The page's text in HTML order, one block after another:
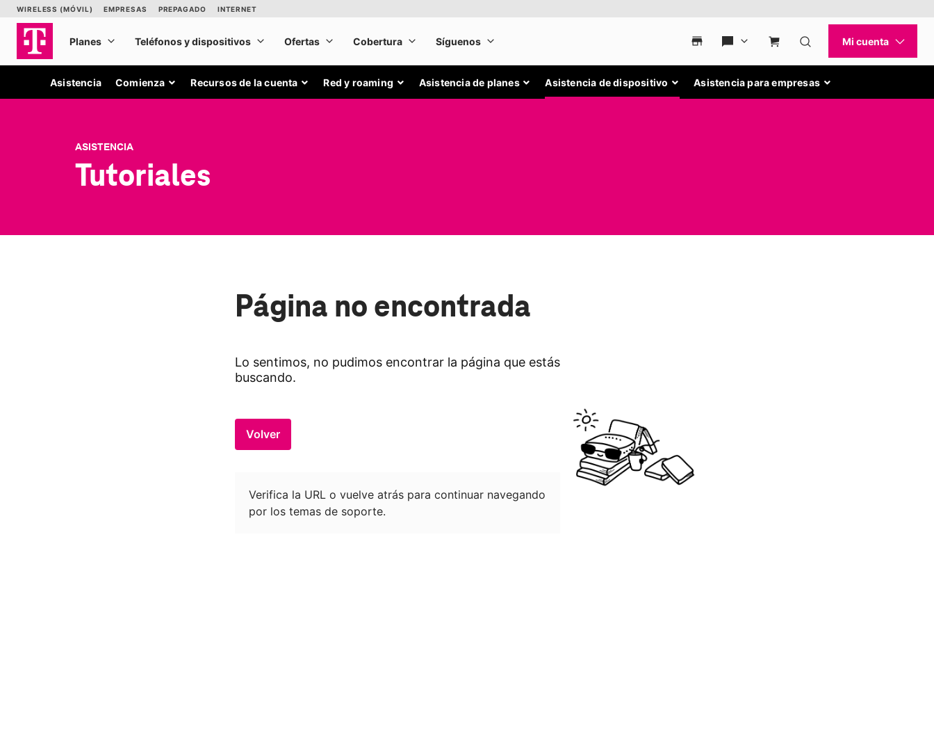
Asistencia Comienza Recursos de la cuenta Red y roaming Asistencia de planes Asistencia de dispositivo Asistencia para empresas
ASISTENCIA
Tutoriales